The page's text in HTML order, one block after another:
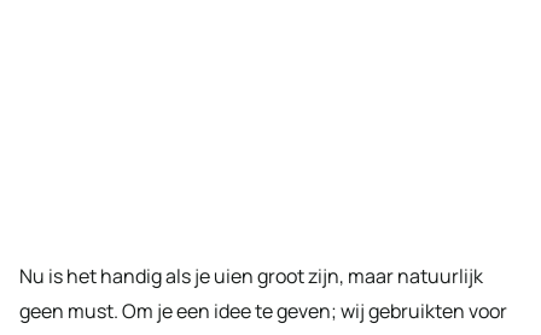
Nu is het handig als je uien groot zijn, maar natuurlijk
geen must. Om je een idee te geven; wij gebruikten voor